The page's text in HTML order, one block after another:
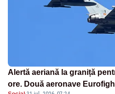
Alertă aeriană la graniță
ore. Două aeronave